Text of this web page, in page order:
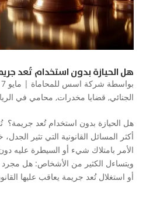
هل الحيازة بدون استخدام تُعد
بواسطة شركة اسس للمحاماة | مايو 17, 2026
الجنائي, قضايا مخدرات, محامي في
هل الحيازة بدون استخدام تُعد جريمة؟
أكثر المسائل القانونية التي تثير
الأمر بامتلاك شيء أو السيطرة عليه
ويتساءل الكثير من الأشخاص: هل مجرد
أو استغلال تُعد جريمة يعاقب عليها